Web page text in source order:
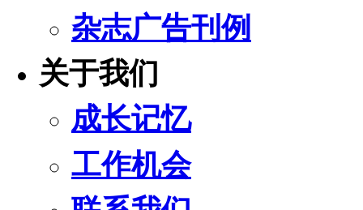
杂志广告刊例
关于我们
成长记忆
工作机会